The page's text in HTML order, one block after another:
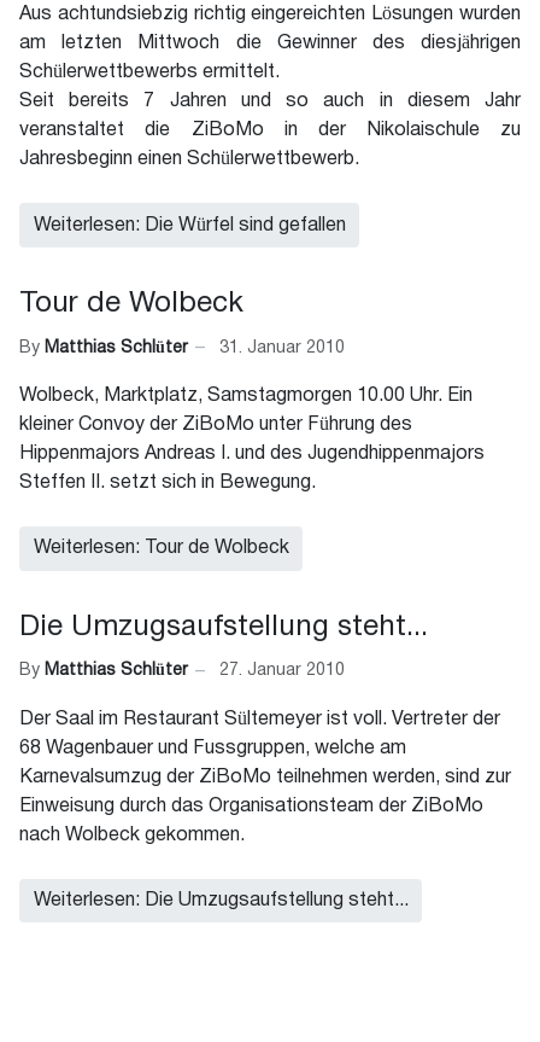
Aus achtundsiebzig richtig eingereichten Lösungen wurden
am letzten Mittwoch die Gewinner des diesjährigen
Schülerwettbewerbs ermittelt.
Seit bereits 7 Jahren und so auch in diesem Jahr
veranstaltet die ZiBoMo in der Nikolaischule zu
Jahresbeginn einen Schülerwettbewerb.
Weiterlesen: Die Würfel sind gefallen
Tour de Wolbeck
By Matthias Schlüter 31. Januar 2010
Wolbeck, Marktplatz, Samstagmorgen 10.00 Uhr. Ein
kleiner Convoy der ZiBoMo unter Führung des
Hippenmajors Andreas I. und des Jugendhippenmajors
Steffen II. setzt sich in Bewegung.
Weiterlesen: Tour de Wolbeck
Die Umzugsaufstellung steht...
By Matthias Schlüter 27. Januar 2010
Der Saal im Restaurant Sültemeyer ist voll. Vertreter der
68 Wagenbauer und Fussgruppen, welche am
Karnevalsumzug der ZiBoMo teilnehmen werden, sind zur
Einweisung durch das Organisationsteam der ZiBoMo
nach Wolbeck gekommen.
Weiterlesen: Die Umzugsaufstellung steht...